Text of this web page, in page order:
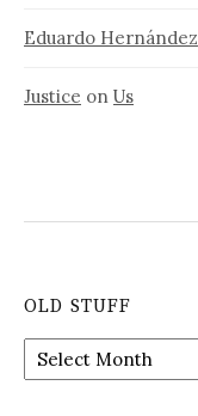
Eduardo Hernández
Justice on Us
OLD STUFF
Old
stuff